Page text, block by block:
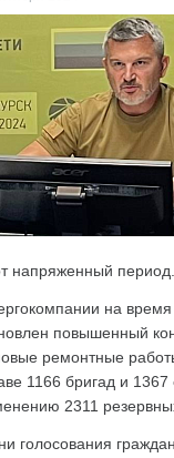
напряженный период.
на
повышенный
ремонтные
1166 бригад и
2311
голосования